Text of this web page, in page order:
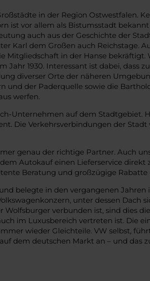
in der Region
ist vor allem als Bistumsstadt
auch aus der Geschichte der
Karl dem Großen auch
Mitgliedschaft in der Hanse
Jahr 1930. Interessant ist dabei, dass
diverser Orte der näheren
und der Paderquelle sowie die
werfen.
Unternehmen auf dem
Die Verkehrsverbindungen der
genau der richtige Partner. Auch
Autokauf einen Lieferservice
Beratung und großzügige
belegte in den vergangenen
unter dessen Dach
verbunden ist, sind dies
im Luxusbereich vertreten ist. Die
wieder Gleichteile. VW selbst,
dem deutschen Markt an – und